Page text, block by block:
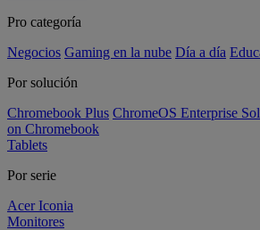
Pro categoría
Negocios Gaming en la nube Día a día
Por solución
Chromebook Plus ChromeOS Enterprise
on Chromebook
Tablets
Por serie
Acer Iconia
Monitores